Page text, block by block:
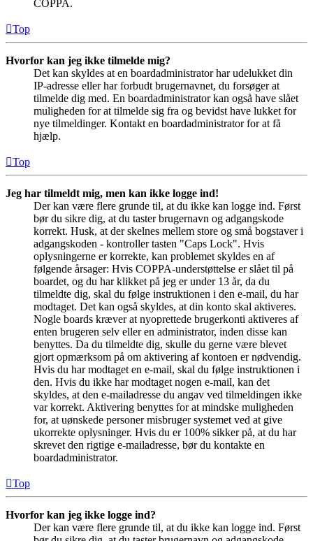
COPPA.
Top
Hvorfor kan jeg ikke tilmelde mig?
Det kan skyldes at en boardadministrator har udelukket din
IP-adresse eller har forbudt brugernavnet, du forsøger at
tilmelde dig med. En boardadministrator kan også have slået
muligheden for at tilmelde sig fra og bevidst have lukket for
nye tilmeldinger. Kontakt en boardadministrator for at få
hjælp.
Top
Jeg har tilmeldt mig, men kan ikke logge ind!
Der kan være flere grunde til, at du ikke kan logge ind. Først
bør du sikre dig, at du taster brugernavn og adgangskode
korrekt. Husk, at der skelnes mellem store og små bogstaver i
adgangskoden - kontroller tasten "Caps Lock". Hvis
oplysningerne er korrekte, kan problemet skyldes en af
følgende årsager: Hvis COPPA-understøttelse er slået til på
boardet, og du har klikket på jeg er under 13 år, da du
tilmeldte dig, skal du følge instruktionen i den e-mail, du har
modtaget. Det kan også skyldes, at din konto skal aktiveres.
Nogle boards kræver at nyoprettede brugerkonti aktiveres af
enten brugeren selv eller en administrator, inden disse kan
benyttes. Da du tilmeldte dig, skulle du gerne være blevet
gjort opmærksom på om aktivering af kontoen er nødvendig.
Hvis du har modtaget en e-mail, skal du følge instruktionen i
den. Hvis du ikke har modtaget nogen e-mail, kan det
skyldes, at den e-mailadresse du angav ved tilmeldingen ikke
var korrekt. Aktivering benyttes for at mindske muligheden
for, at uønskede personer misbruger systemet ved at give
ukorrekte oplysninger. Hvis du er 100% sikker på, at du har
skrevet den rigtige e-mailadresse, bør du kontakte en
boardadministrator.
Top
Hvorfor kan jeg ikke logge ind?
Der kan være flere grunde til, at du ikke kan logge ind. Først